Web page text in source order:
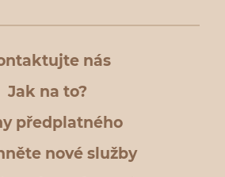
nás
Jak na to?
předplatného
nové služby